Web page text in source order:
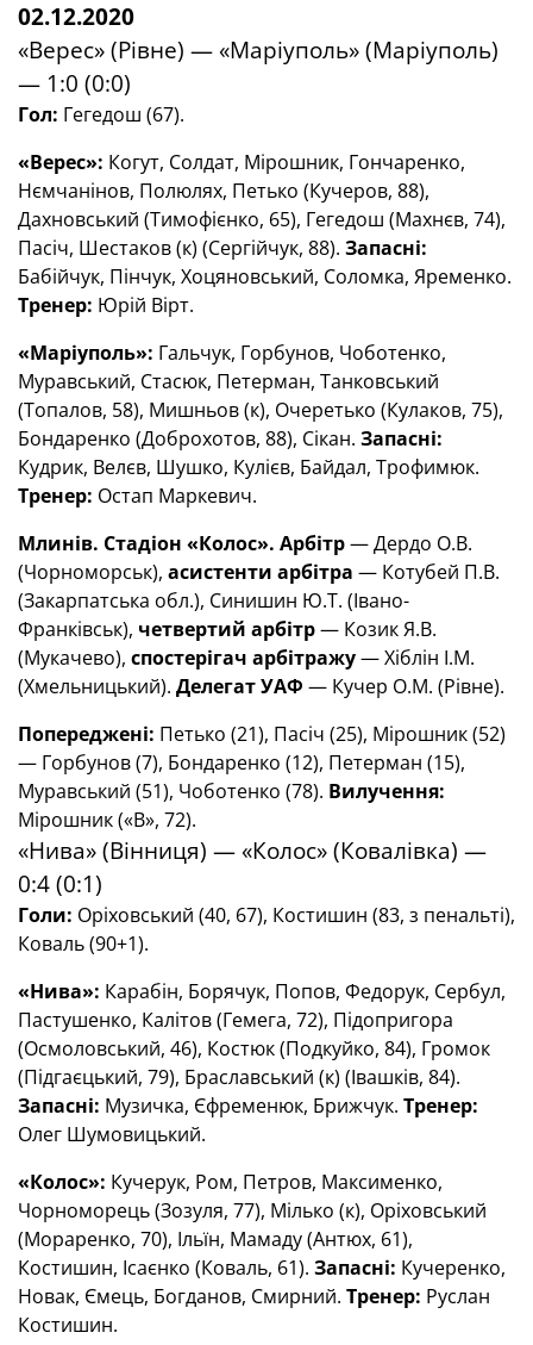
02.12.2020
«Верес» (Рівне) — «Маріуполь» (Маріуполь)
— 1:0 (0:0)
Гол: Гегедош (67).
«Верес»: Когут, Солдат, Мірошник, Гончаренко,
Нємчанінов, Полюлях, Петько (Кучеров, 88),
Дахновський (Тимофієнко, 65), Гегедош (Махнєв, 74),
Пасіч, Шестаков (к) (Сергійчук, 88). Запасні:
Бабійчук, Пінчук, Хоцяновський, Соломка, Яременко.
Тренер: Юрій Вірт.
«Маріуполь»: Гальчук, Горбунов, Чоботенко,
Муравський, Стасюк, Петерман, Танковський
(Топалов, 58), Мишньов (к), Очеретько (Кулаков, 75),
Бондаренко (Доброхотов, 88), Сікан. Запасні:
Кудрик, Велєв, Шушко, Кулієв, Байдал, Трофимюк.
Тренер: Остап Маркевич.
Млинів. Стадіон «Колос». Арбітр— Дердо О.В.
(Чорноморськ), асистенти арбітра — Котубей П.В.
(Закарпатська обл.), Синишин Ю.Т. (Івано-
Франківськ), четвертий арбітр— Козик Я.В.
(Мукачево), спостерігач арбітражу— Хіблін І.М.
(Хмельницький). Делегат УАФ — Кучер О.М. (Рівне).
Попереджені: Петько (21), Пасіч (25), Мірошник (52)
— Горбунов (7), Бондаренко (12), Петерман (15),
Муравський (51), Чоботенко (78). Вилучення:
Мірошник («В», 72).
«Нива» (Вінниця) — «Колос» (Ковалівка) —
0:4 (0:1)
Голи: Оріховський (40, 67), Костишин (83, з пенальті),
Коваль (90+1).
«Нива»: Карабін, Борячук, Попов, Федорук, Сербул,
Пастушенко, Калітов (Гемега, 72), Підопригора
(Осмоловський, 46), Костюк (Подкуйко, 84), Громок
(Підгаєцький, 79), Браславський (к) (Івашків, 84).
Запасні: Музичка, Єфременюк, Брижчук. Тренер:
Олег Шумовицький.
«Колос»: Кучерук, Ром, Петров, Максименко,
Чорноморець (Зозуля, 77), Мілько (к), Оріховський
(Мораренко, 70), Ільїн, Мамаду (Антюх, 61),
Костишин, Ісаєнко (Коваль, 61). Запасні: Кучеренко,
Новак, Ємець, Богданов, Смирний. Тренер: Руслан
Костишин.